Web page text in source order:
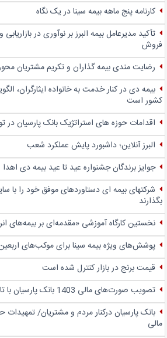
کارنامه پنج ماهه بیمه سینا در یک نگاه
تأکید مدیرعامل بیمه البرز بر نوآوری در
فروش
رضایت مندی بیمه گذاران و تکریم مشتریان
بیمه دی در کنار خدمت به خانواده ایثارگران،
کشور است
اقدامات حوزه های استراتژیک بانک پارسیان در
البرز آنلاین؛ داشبورد پایش عملکرد شعب
جوایز برندگان جشنواره عید تا عید بیمه دی اهدا
شرکتهای بیمه ای دستاوردهای موفق خود را با
بگذارند
نخستین کارگاه آموزشی «مقدمه‌ای بر بیمه‌های
پوشش‌های ویژه بیمه سینا برای موکب‌های اربعین
قیمت برنج در بازار کنترل شده است
تصویب صورت‌های مالی 1403 بانک پارسیان با تائید سهامداران
بانک پارسیان درکنار مردم و مشتریان/ تمهیدات
مالی